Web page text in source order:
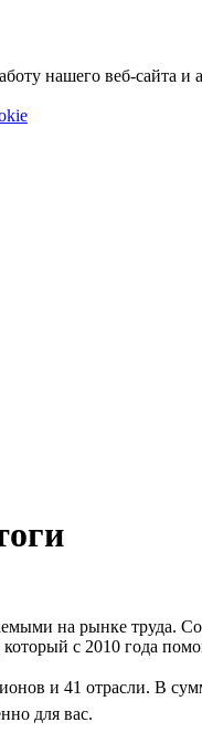
нашего веб-сайта и
на рынке труда.
с 2010 года
и 41 отрасли. В
для вас.